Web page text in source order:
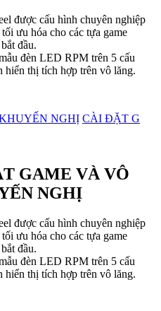
được cấu hình chuyên nghiệp
ưu hóa cho các tựa game
đầu.
đèn LED RPM trên 5 cấu
thị tích hợp trên vô lăng.
NGHỊ CÀI ĐẶT G
GAME VÀ VÔ
NGHỊ
được cấu hình chuyên nghiệp
ưu hóa cho các tựa game
đầu.
đèn LED RPM trên 5 cấu
thị tích hợp trên vô lăng.